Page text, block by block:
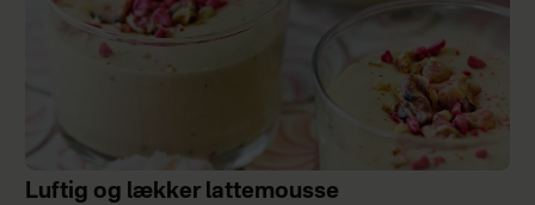
Luftig og lækker lattemousse